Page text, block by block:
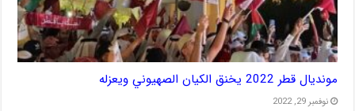
مونديال قطر 2022 يخنق الكيان الصهيوني ويعزله
نوفمبر 29, 2022